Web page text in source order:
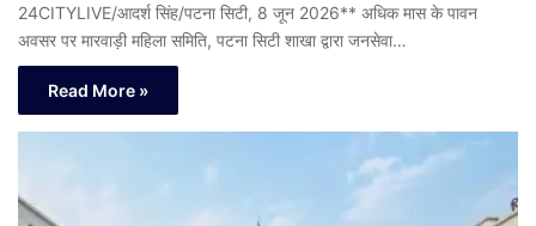
24CITYLIVE/आदर्श सिंह/पटना सिटी, 8 जून 2026** अधिक मास के पावन
अवसर पर मारवाड़ी महिला समिति, पटना सिटी शाखा द्वारा जनसेवा…
Read More »